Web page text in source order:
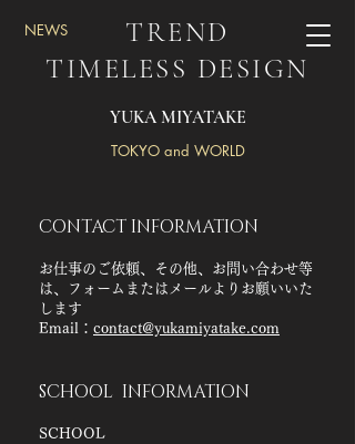
TREND
TIMELESS DESIGN
​NEWS
YUKA MIYATAKE
TOKYO and WORLD
CONTACT INFORMATION
お仕事のご依頼、その他、お問い合わせ等
は、フォームまたはメールよりお願いいた
します
Email： contact@yukamiyatake.com
SCHOOL INFORMATION
SCHOOL